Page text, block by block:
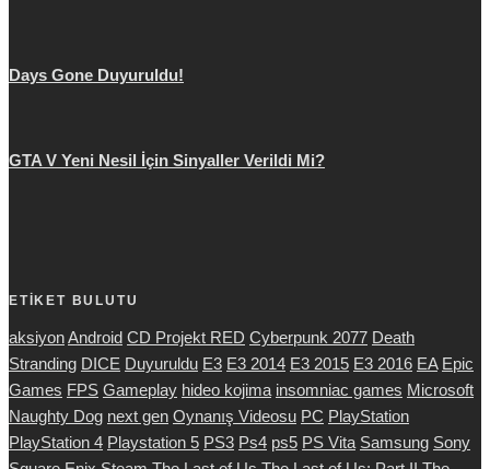
Days Gone Duyuruldu!
GTA V Yeni Nesil İçin Sinyaller Verildi Mi?
ETİKET BULUTU
aksiyonAndroid CD Projekt RED Cyberpunk 2077 Death
Stranding DICE Duyuruldu E3 E3 2014 E3 2015 E3 2016 EA Epic
Games FPS Gameplay hideo kojima insomniac games Microsoft
Naughty Dog next gen Oynanış Videosu PC PlayStation
PlayStation 4 Playstation 5 PS3 Ps4 ps5 PS Vita Samsung Sony